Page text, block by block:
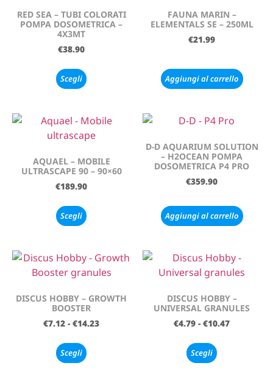
RED SEA – TUBI COLORATI
POMPA DOSOMETRICA –
4X3MT
€38.90
Scegli
FAUNA MARIN –
ELEMENTALS SE – 250ML
€21.99
Aggiungi al carrello
AQUAEL – MOBILE
ULTRASCAPE 90 – 90×60
€189.90
Scegli
D-D AQUARIUM SOLUTION
– H2OCEAN POMPA
DOSOMETRICA P4 PRO
€359.90
Aggiungi al carrello
DISCUS HOBBY – GROWTH
BOOSTER
€7.12 - €14.23
Scegli
DISCUS HOBBY –
UNIVERSAL GRANULES
€4.79 - €10.47
Scegli